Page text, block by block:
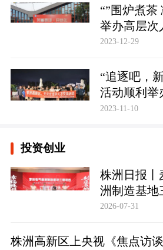
“”围炉煮茶
举办高层次
动
2023-12-29
“追逐吧，
活动顺利举
2023-11-10
投资创业
株洲日报丨
洲制造基地
2026-07-31
株洲高新区上央视《焦点访谈